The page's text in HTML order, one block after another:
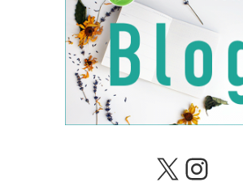
X Instagram